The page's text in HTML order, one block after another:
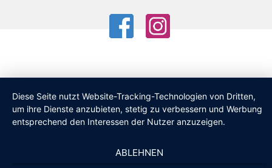
Diese Seite nutzt Website-Tracking-Technologien von Dritten,
um ihre Dienste anzubieten, stetig zu verbessern und Werbung
entsprechend den Interessen der Nutzer anzuzeigen.
ABLEHNEN